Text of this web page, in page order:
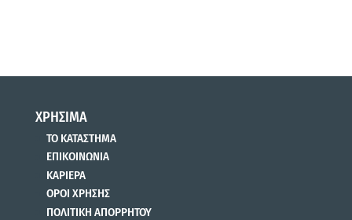
ΧΡΗΣΙΜΑ
ΤΟ ΚΑΤΑΣΤΗΜΑ
ΕΠΙΚΟΙΝΩΝΙΑ
ΚΑΡΙΕΡΑ
ΟΡΟΙ ΧΡΗΣΗΣ
ΠΟΛΙΤΙΚΗ ΑΠΟΡΡΗΤΟΥ